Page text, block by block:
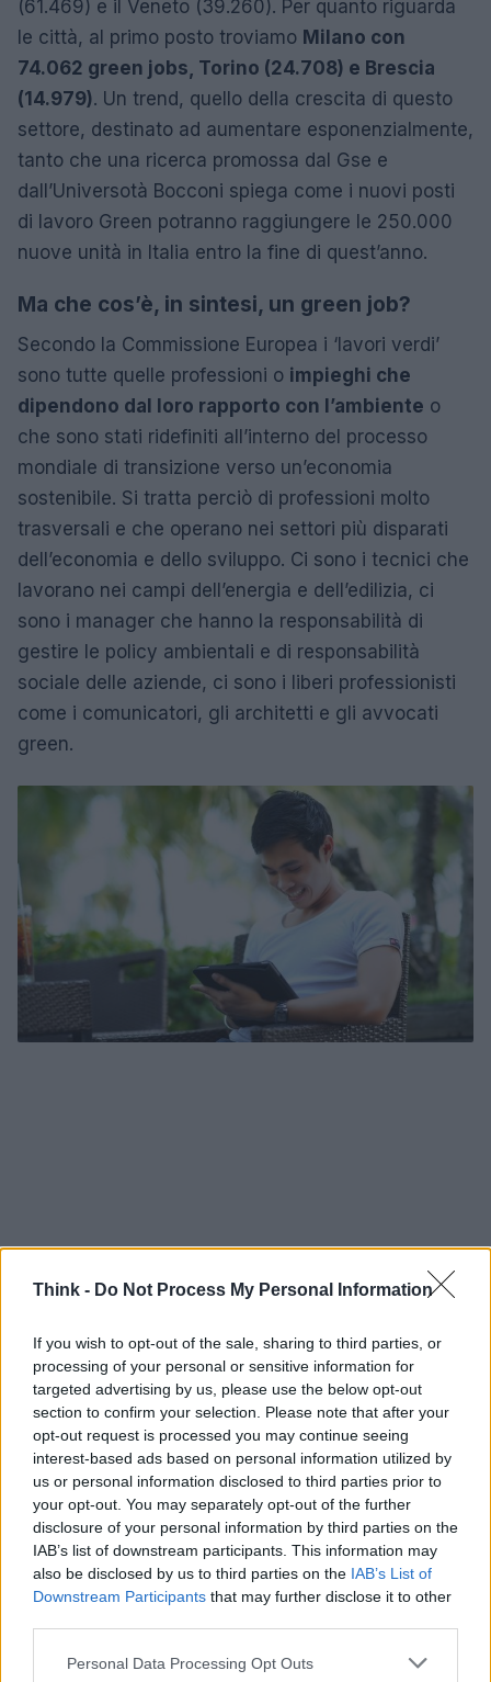
Think - Do Not Process My Personal Information
If you wish to opt-out of the sale, sharing to third parties, or
processing of your personal or sensitive information for
targeted advertising by us, please use the below opt-out
section to confirm your selection. Please note that after your
opt-out request is processed you may continue seeing
interest-based ads based on personal information utilized by
us or personal information disclosed to third parties prior to
your opt-out. You may separately opt-out of the further
disclosure of your personal information by third parties on the
IAB’s list of downstream participants. This information may
also be disclosed by us to third parties on the IAB’s List of
Downstream Participants that may further disclose it to other
Please note that this website/app uses one or more Google
Personal Data Processing Opt Outs
(61.469) e il Veneto (39.260). Per quanto riguarda
le città, al primo posto troviamo Milano con
74.062 green jobs, Torino (24.708) e Brescia
(14.979). Un trend, quello della crescita di questo
settore, destinato ad aumentare esponenzialmente,
tanto che una ricerca promossa dal Gse e
dall’Universotà Bocconi spiega come i nuovi posti
di lavoro Green potranno raggiungere le 250.000
nuove unità in Italia entro la fine di quest’anno.
Ma che cos’è, in sintesi, un green job?
Secondo la Commissione Europea i ‘lavori verdi’
sono tutte quelle professioni o impieghi che
dipendono dal loro rapporto con l’ambiente o
che sono stati ridefiniti all’interno del processo
mondiale di transizione verso un’economia
sostenibile. Si tratta perciò di professioni molto
trasversali e che operano nei settori più disparati
dell’economia e dello sviluppo. Ci sono i tecnici che
lavorano nei campi dell’energia e dell’edilizia, ci
sono i manager che hanno la responsabilità di
gestire le policy ambientali e di responsabilità
sociale delle aziende, ci sono i liberi professionisti
come i comunicatori, gli architetti e gli avvocati
green.
Ci sono gli economisti, gli esperti di agricoltura con
metodi alternativi, i consulenti. C’è chi ha studiato –
soprattutto i più giovani – in facoltà in cui termini
come “sostenibilità”, “ambiente” ed “economia
circolare”diventano veri e propri percorsi
specialistici di studi. C’è chi, invece, partito con una
professione “tradizionale”, ha avuto la lungimiranza
di attrezzarsi e di adeguarsi a quanto i